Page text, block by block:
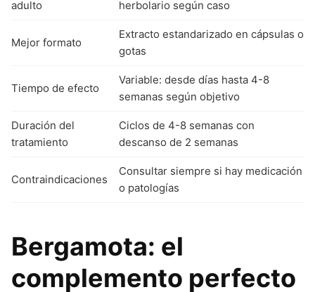
adulto
herbolario según caso
Mejor formato
Extracto estandarizado en cápsulas o
gotas
Tiempo de efecto
Variable: desde días hasta 4-8
semanas según objetivo
Duración del
tratamiento
Ciclos de 4-8 semanas con
descanso de 2 semanas
Contraindicaciones
Consultar siempre si hay medicación
o patologías
Bergamota: el
complemento perfecto